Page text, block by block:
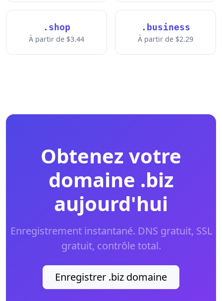
.shop
À partir de $3.44
.business
À partir de $2.29
Obtenez votre
domaine .biz
aujourd'hui
Enregistrement instantané. DNS gratuit, SSL
gratuit, contrôle total.
Enregistrer .biz domaine